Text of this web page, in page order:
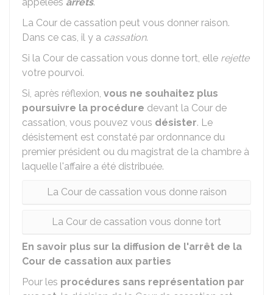
La Cour de cassation peut vous donner raison.
Dans ce cas, il y a cassation.
Si la Cour de cassation vous donne tort, elle rejette
votre pourvoi.
Si, après réflexion, vous ne souhaitez plus
poursuivre la procédure devant la Cour de
cassation, vous pouvez vous désister. Le
désistement est constaté par ordonnance du
premier président ou du magistrat de la chambre à
laquelle l'affaire a été distribuée.
La Cour de cassation vous donne raison
La Cour de cassation vous donne tort
En savoir plus sur la diffusion de l'arrêt de la
Cour de cassation aux parties
Pour les procédures sans représentation par